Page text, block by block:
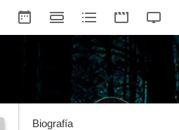
Biografía